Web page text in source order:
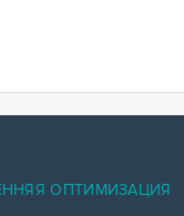
ОПТИМИЗАЦИЯ